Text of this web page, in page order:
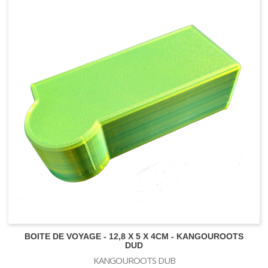
Pot Textile - Grow Win
Pot textile - Feltpot
Pot Textile - Propot - Texpot
Pot panier - insert
Sous-pot
Plateau de culture
Réservoir - rigide - souple
BOITE DE VOYAGE - 12,8 X 5 X 4CM - KANGOUROOTS
DUD
KANGOUROOTS DUB